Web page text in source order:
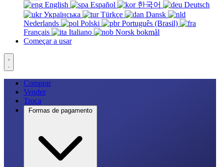
English Español 한국어
Deutsch
Українська
Türkçe
Dansk
Nederlands
Polski
Português (Brasil)
Français
Italiano
Norsk bokmål
Começar a usar
Comprar
Vender
Troca
Formas de pagamento